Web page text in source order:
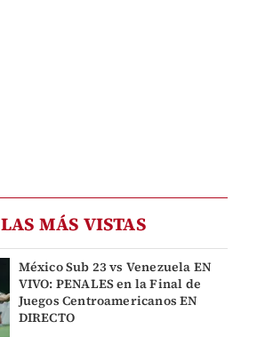
LAS MÁS VISTAS
México Sub 23 vs Venezuela EN
VIVO: PENALES en la Final de
Juegos Centroamericanos EN
DIRECTO